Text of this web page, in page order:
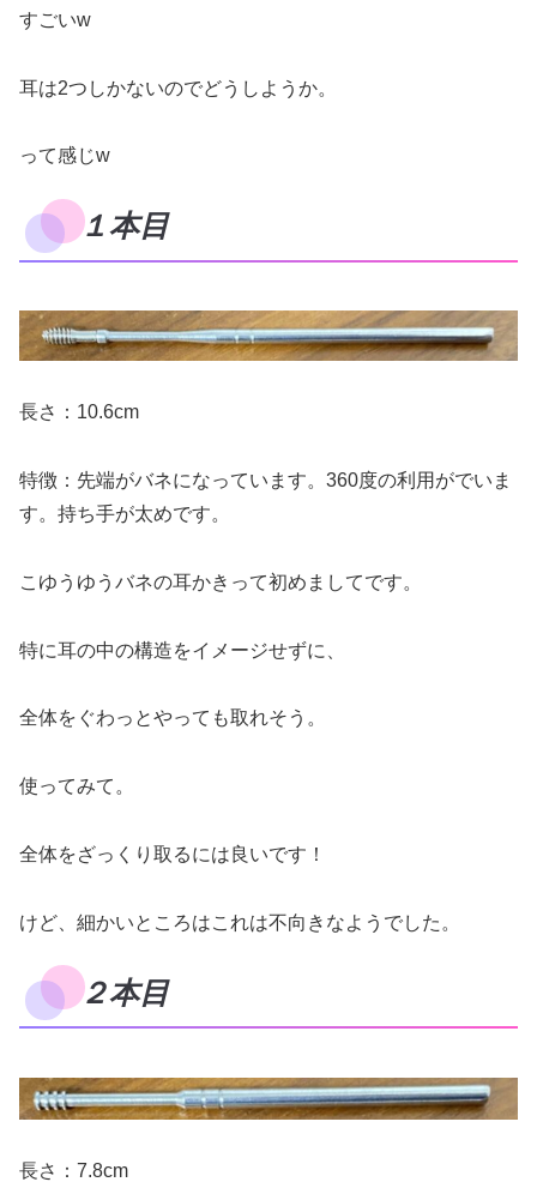
すごいw
耳は2つしかないのでどうしようか。
って感じw
１本目
長さ：10.6cm
特徴：先端がバネになっています。360度の利用がでいま
す。持ち手が太めです。
こゆうゆうバネの耳かきって初めましてです。
特に耳の中の構造をイメージせずに、
全体をぐわっとやっても取れそう。
使ってみて。
全体をざっくり取るには良いです！
けど、細かいところはこれは不向きなようでした。
２本目
長さ：7.8cm